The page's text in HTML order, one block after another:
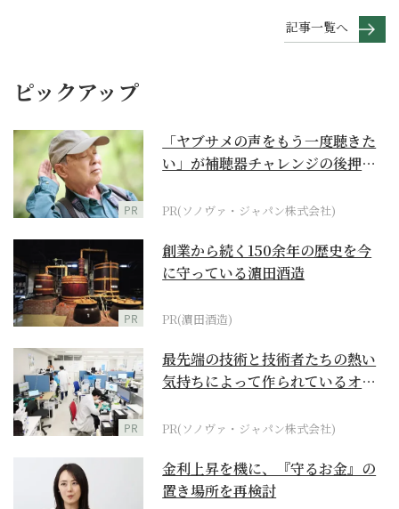
記事一覧へ
ピックアップ
PR
「ヤブサメの声をもう一度聴きた
い」が補聴器チャレンジの後押し
PR(ソノヴァ・ジャパン株式会社)
PR
創業から続く150余年の歴史を今
に守っている濵田酒造
PR(濵田酒造)
PR
最先端の技術と技術者たちの熱い
気持ちによって作られているオー
PR(ソノヴァ・ジャパン株式会社)
金利上昇を機に、『守るお金』の
置き場所を再検討